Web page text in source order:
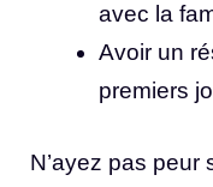
avec la
Avoir un
premiers
N’ayez pas peur